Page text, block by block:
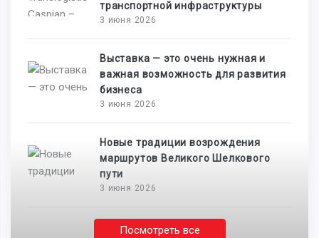
транспортной инфраструктуры
3 июня 2026
Выставка — это очень нужная и
важная возможность для развития
бизнеса
3 июня 2026
Новые традиции возрождения
маршрутов Великого Шелкового
пути
3 июня 2026
Посмотреть все